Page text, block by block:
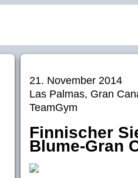
21. November 2014
Las Palmas, Gran
TeamGym
Finnischer
Blume-Gran